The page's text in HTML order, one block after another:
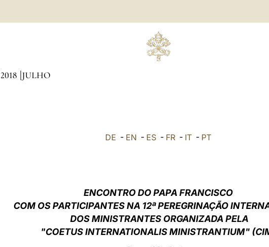
2018 JULHO
DE - EN - ES - FR - IT - PT
ENCONTRO DO PAPA FRANCISCO
COM OS PARTICIPANTES NA 12ª PEREGRINAÇÃO
DOS MINISTRANTES ORGANIZADA PELA
"COETUS INTERNATIONALIS MINISTRANTIUM"